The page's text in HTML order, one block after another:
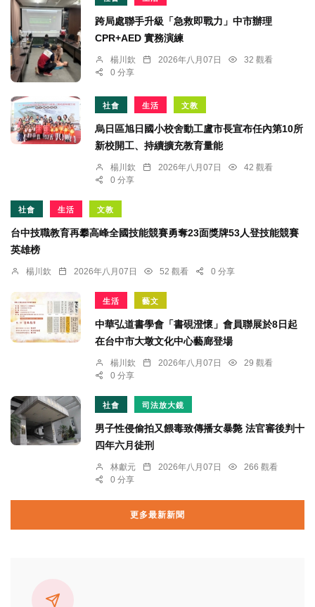
跨局處聯手升級「急救即戰力」中市辦理
CPR+AED 實務演練
楊川欽 2026年八月07日
32 觀看
0 分享
社會 生活 文教
烏日區旭日國小校舍動工盧市長宣布任內第10所
新校開工、持續擴充教育量能
楊川欽 2026年八月07日
42 觀看
0 分享
社會 生活 文教
台中技職教育再攀高峰全國技能競賽勇奪23面獎牌53人登技能競賽
英雄榜
楊川欽 2026年八月07日 52 觀看 0 分享
生活 藝文
中華弘道書學會「書硯澄懷」會員聯展於8日起
在台中市大墩文化中心藝廊登場
楊川欽 2026年八月07日
29 觀看
0 分享
社會 司法放大鏡
男子性侵偷拍又餵毒致傳播女暴斃 法官審後判十
四年六月徒刑
林獻元 2026年八月07日
266 觀看
0 分享
更多最新新聞